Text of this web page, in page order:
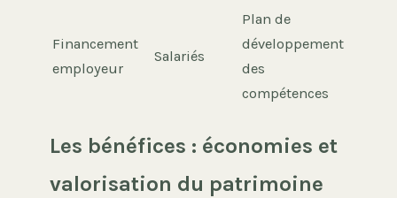
Financement
employeur
Salariés
Plan de
développement
des
compétences
Les bénéfices : économies et
valorisation du patrimoine